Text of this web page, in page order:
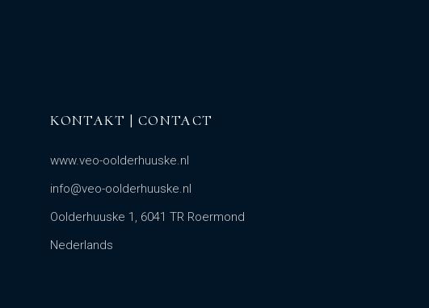
KONTAKT | CONTACT
www.veo-oolderhuuske.nl
info@veo-oolderhuuske.nl
Oolderhuuske 1, 6041 TR Roermond
Nederlands